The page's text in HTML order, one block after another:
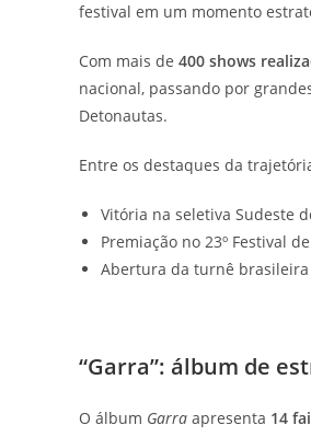
festival em um momento
Com mais de 400 shows
nacional, passando por
Detonautas.
Entre os destaques da
Vitória na seletiva Sudeste
Premiação no 23º Festival
Abertura da turnê
“Garra”: álbum de
O álbum Garra apresenta 14